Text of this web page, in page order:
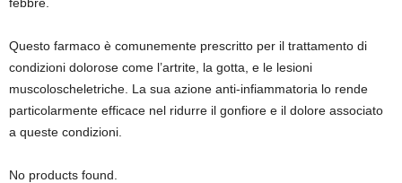
Questo farmaco è comunemente prescritto per il trattamento di
condizioni dolorose come l’artrite, la gotta, e le lesioni
muscoloscheletriche. La sua azione anti-infiammatoria lo rende
particolarmente efficace nel ridurre il gonfiore e il dolore associato
a queste condizioni.
No products found.